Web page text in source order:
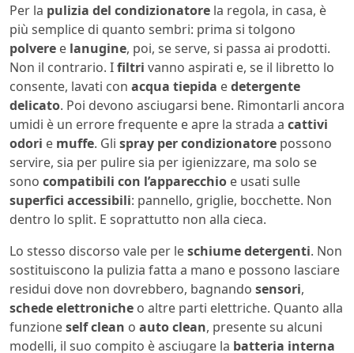
Per la pulizia del condizionatore la regola, in casa, è
più semplice di quanto sembri: prima si tolgono
polvere e lanugine, poi, se serve, si passa ai prodotti.
Non il contrario. Ifiltri vanno aspirati e, se il libretto lo
consente, lavati con acqua tiepida edetergente
delicato. Poi devono asciugarsi bene. Rimontarli ancora
umidi è un errore frequente e apre la strada a cattivi
odori e muffe. Gli spray per condizionatore possono
servire, sia per pulire sia per igienizzare, ma solo se
sono compatibili con l’apparecchio e usati sulle
superfici accessibili: pannello, griglie, bocchette. Non
dentro lo split. E soprattutto non alla cieca.
Lo stesso discorso vale per leschiume detergenti. Non
sostituiscono la pulizia fatta a mano e possono lasciare
residui dove non dovrebbero, bagnando sensori,
schede elettroniche o altre parti elettriche. Quanto alla
funzioneself clean o auto clean, presente su alcuni
modelli, il suo compito è asciugare la batteria interna